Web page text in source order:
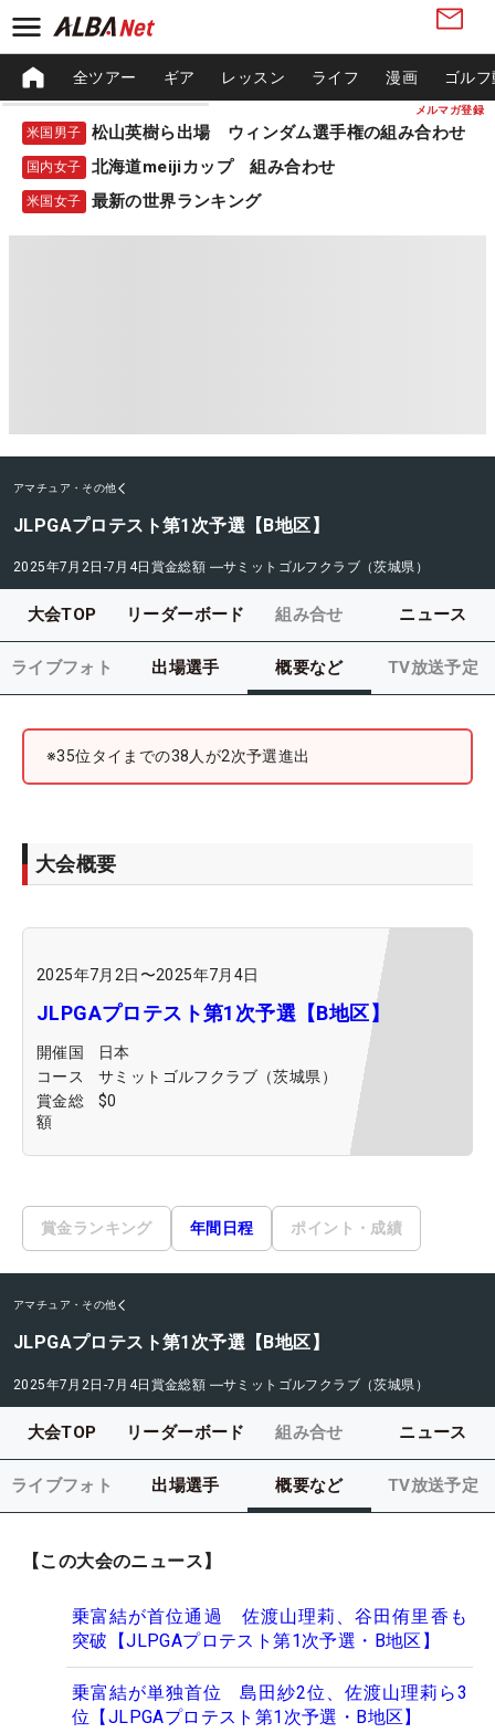
メルマガ登録
全ツアー ギア レッスン ライフ 漫画 ゴル
米国男子 松山英樹ら出場 ウィンダム選手権の組み合わせ
国内女子 北海道meijiカップ 組み合わせ
米国女子 最新の世界ランキング
アマチュア・その他
JLPGAプロテスト第1次予選【B地区】
2025年7月2日-7月4日 賞金総額 ―サミットゴルフクラブ（茨城県）
大会TOP リーダーボード 組み合せ ニュース
ライブフォト 出場選手 概要など TV放送予定
※35位タイまでの38人が2次予選進出
大会概要
2025年7月2日 〜2025年7月4日
JLPGAプロテスト第1次予選【B地区】
開催国
日本
コース
サミットゴルフクラブ（茨城県）
賞金総
額
$0
賞金ランキング 年間日程 ポイント・成績
アマチュア・その他
JLPGAプロテスト第1次予選【B地区】
2025年7月2日-7月4日 賞金総額 ―サミットゴルフクラブ（茨城県）
大会TOP リーダーボード 組み合せ ニュース
ライブフォト 出場選手 概要など TV放送予定
【この大会のニュース】
乗富結が首位通過 佐渡山理莉、谷田侑里香も
突破【JLPGAプロテスト第1次予選・B地区】
乗富結が単独首位 島田紗2位、佐渡山理莉ら3
位【JLPGAプロテスト第1次予選・B地区】